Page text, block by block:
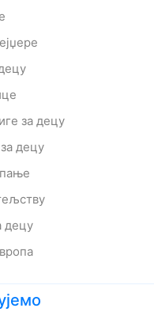
за децу
децу
децу